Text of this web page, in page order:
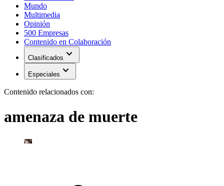
Mundo
Multimedia
Opinión
500 Empresas
Contenido en Colaboración
Clasificados expand_more
Especiales expand_more
Contenido relacionados con:
amenaza de muerte